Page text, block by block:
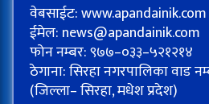
वेबसाईट: www.apandainik.com
ईमेल: news@apandainik.com
फोन नम्बर: ९७७–०३३–५२१२१४
ठेगाना: सिरहा नगरपालिका वाड
(जिल्ला– सिरहा, मधेश प्रदेश)